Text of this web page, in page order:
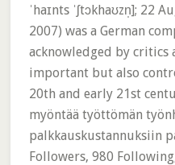
ˈhaɪnts ˈʃtɔkhaʊzn̩]; 22
2007) was a German
acknowledged by critics
important but also
20th and early 21st
myöntää työttömän
palkkauskustannuksiin
Followers, 980